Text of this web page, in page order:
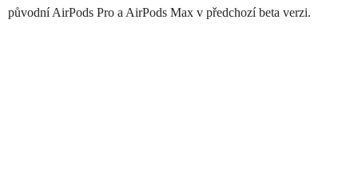
původní AirPods Pro a AirPods Max v předchozí beta verzi.